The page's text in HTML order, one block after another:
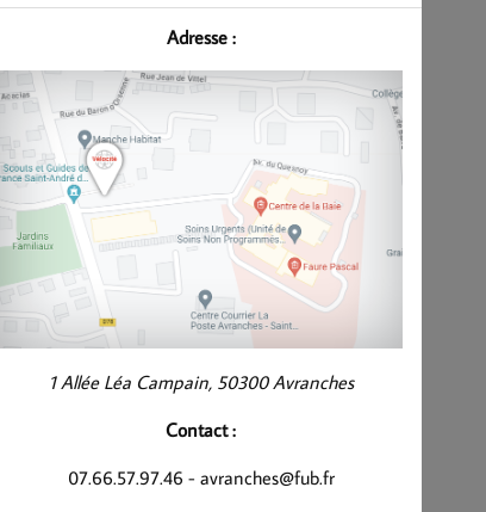
Adresse :
1 Allée Léa Campain, 50300 Avranches
Contact :
07.66.57.97.46 - avranches@fub.fr